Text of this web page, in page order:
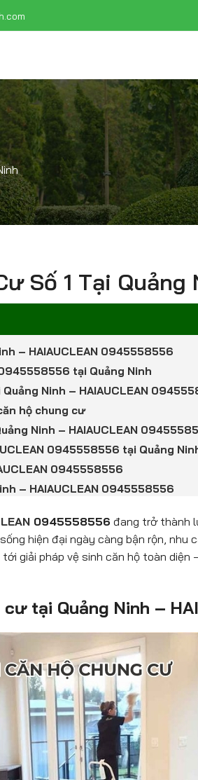
Số 1 Tại Quảng
– HAIAUCLEAN 0945558556
tại Quảng Ninh
Ninh – HAIAUCLEAN
hộ chung cư
Ninh – HAIAUCLEAN
0945558556 tại Quảng
0945558556
– HAIAUCLEAN 0945558556
0945558556 đang trở thành
hiện đại ngày càng bận rộn,
giải pháp vệ sinh căn hộ toàn
tại Quảng Ninh –